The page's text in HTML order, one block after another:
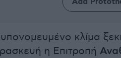
κλίμα
η Επιτροπή